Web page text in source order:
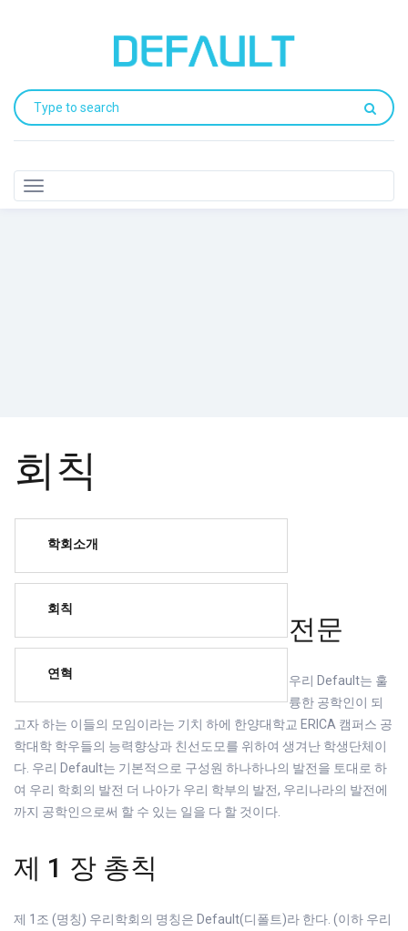
회칙
학회소개
회칙
연혁
전문
우리 Default는 훌
륭한 공학인이 되
고자 하는 이들의 모임이라는 기치 하에 한양대학교 ERICA 캠퍼스 공
학대학 학우들의 능력향상과 친선도모를 위하여 생겨난 학생단체이
다. 우리 Default는 기본적으로 구성원 하나하나의 발전을 토대로 하
여 우리 학회의 발전 더 나아가 우리 학부의 발전, 우리나라의 발전에
까지 공학인으로써 할 수 있는 일을 다 할 것이다.
제 1 장 총칙
제 1조 (명칭) 우리학회의 명칭은 Default(디폴트)라 한다. (이하 우리